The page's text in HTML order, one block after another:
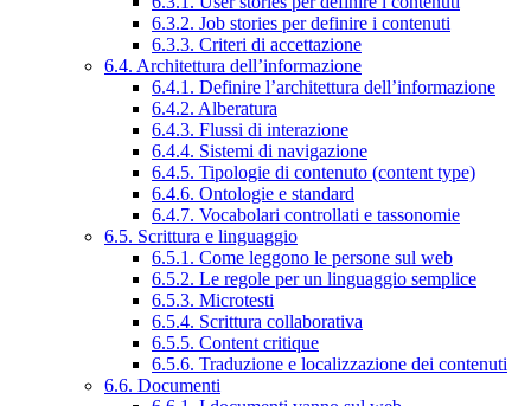
6.3.2. Job stories per definire i contenuti
6.3.3. Criteri di accettazione
6.4. Architettura dell’informazione
6.4.1. Definire l’architettura dell’informazione
6.4.2. Alberatura
6.4.3. Flussi di interazione
6.4.4. Sistemi di navigazione
6.4.5. Tipologie di contenuto (content type)
6.4.6. Ontologie e standard
6.4.7. Vocabolari controllati e tassonomie
6.5. Scrittura e linguaggio
6.5.1. Come leggono le persone sul web
6.5.2. Le regole per un linguaggio semplice
6.5.3. Microtesti
6.5.4. Scrittura collaborativa
6.5.5. Content critique
6.5.6. Traduzione e localizzazione dei contenuti
6.6. Documenti